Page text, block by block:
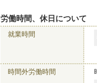
労働時間、休日について
就業時間
時間外労働時間